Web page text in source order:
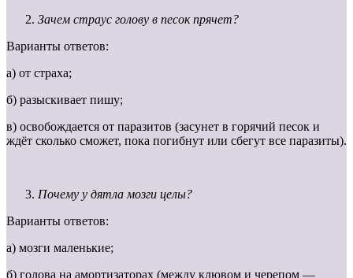
Зачем страус голову в песок прячет?
Варианты ответов:
а) от страха;
б) разыскивает пишу;
в) освобождается от паразитов (засунет в горячий песок и
ждёт сколько сможет, пока погибнут или сбегут все паразиты).
Почему у дятла мозги целы?
Варианты ответов:
а) мозги маленькие;
б) голова на амортизаторах (между клювом и черепом —